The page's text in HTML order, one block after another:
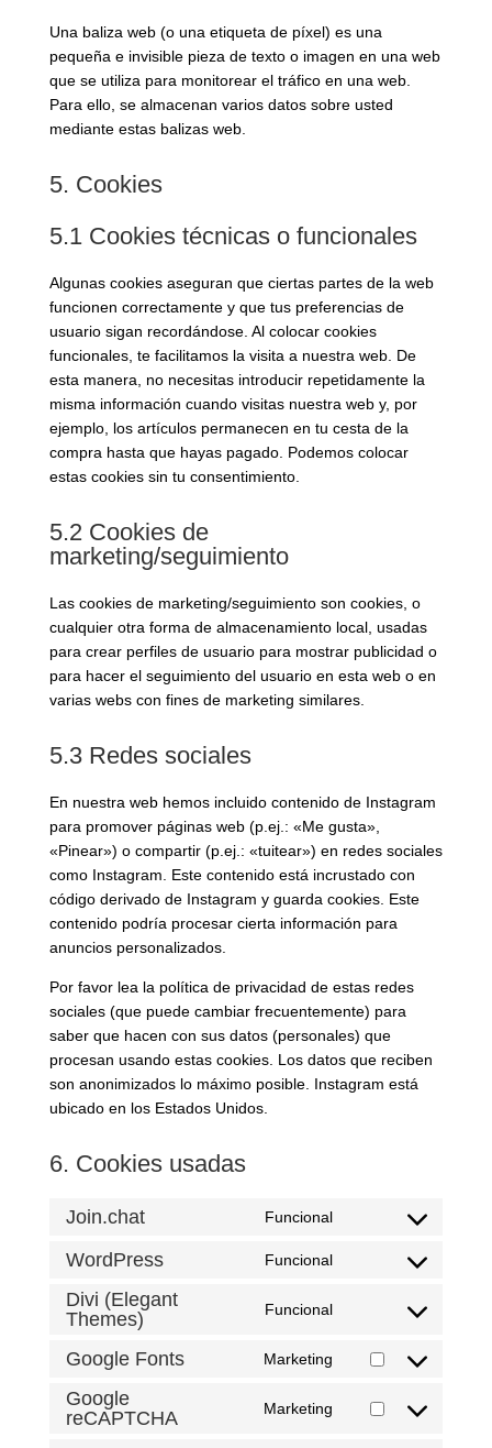
Una baliza web (o una etiqueta de píxel) es una
pequeña e invisible pieza de texto o imagen en una web
que se utiliza para monitorear el tráfico en una web.
Para ello, se almacenan varios datos sobre usted
mediante estas balizas web.
5. Cookies
5.1 Cookies técnicas o funcionales
Algunas cookies aseguran que ciertas partes de la web
funcionen correctamente y que tus preferencias de
usuario sigan recordándose. Al colocar cookies
funcionales, te facilitamos la visita a nuestra web. De
esta manera, no necesitas introducir repetidamente la
misma información cuando visitas nuestra web y, por
ejemplo, los artículos permanecen en tu cesta de la
compra hasta que hayas pagado. Podemos colocar
estas cookies sin tu consentimiento.
5.2 Cookies de
marketing/seguimiento
Las cookies de marketing/seguimiento son cookies, o
cualquier otra forma de almacenamiento local, usadas
para crear perfiles de usuario para mostrar publicidad o
para hacer el seguimiento del usuario en esta web o en
varias webs con fines de marketing similares.
5.3 Redes sociales
En nuestra web hemos incluido contenido de Instagram
para promover páginas web (p.ej.: «Me gusta»,
«Pinear») o compartir (p.ej.: «tuitear») en redes sociales
como Instagram. Este contenido está incrustado con
código derivado de Instagram y guarda cookies. Este
contenido podría procesar cierta información para
anuncios personalizados.
Por favor lea la política de privacidad de estas redes
sociales (que puede cambiar frecuentemente) para
saber que hacen con sus datos (personales) que
procesan usando estas cookies. Los datos que reciben
son anonimizados lo máximo posible. Instagram está
ubicado en los Estados Unidos.
6. Cookies usadas
Join.chat Funcional
WordPress Funcional
Divi (Elegant
Themes)
Funcional
service
(elegant-
Google Fonts Marketing
Consent
service
Google
reCAPTCHA
Marketing
Consent